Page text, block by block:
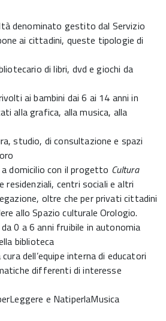
denominato gestito dal Servizio
ai cittadini, queste tipologie di
di libri, dvd e giochi da
ai bambini dai 6 ai 14 anni in
alla grafica, alla musica, alla
studio, di consultazione e spazi
domicilio con il progetto Cultura
residenziali, centri sociali e altri
oltre che per privati cittadini
allo Spazio culturale Orologio.
0 a 6 anni fruibile in autonomia
biblioteca
dell’equipe interna di educatori
differenti di interesse
e NatiperlaMusica